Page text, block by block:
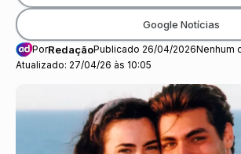
Atualizado: 27/04/26 às 10:05
PorRedaçãoPublicado 26/04/2026Nenhum
Google Notícias